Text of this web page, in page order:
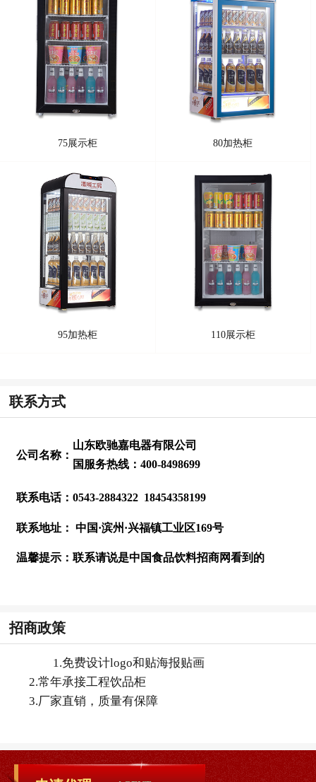
75展示柜 80加热柜
95加热柜 110展示柜
联系方式
公司名称：
山东欧驰嘉电器有限公司
国服务热线：400-8498699
联系电话：0543-2884322 18454358199
联系地址： 中国·滨州·兴福镇工业区169号
温馨提示：联系请说是中国食品饮料招商网看到的
招商政策
1.免费设计logo和贴海报贴画
2.常年承接工程饮品柜
3.厂家直销，质量有保障